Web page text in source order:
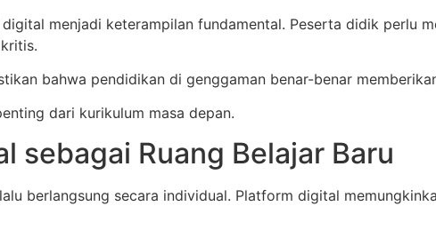
menjadi keterampilan fundamental. Peserta didik perlu
bahwa pendidikan di genggaman benar-benar
dari kurikulum masa depan.
sebagai Ruang Belajar Baru
berlangsung secara individual. Platform digital